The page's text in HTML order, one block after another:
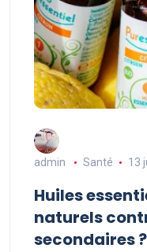
admin Santé 13
Huiles
naturels
secondaires ?